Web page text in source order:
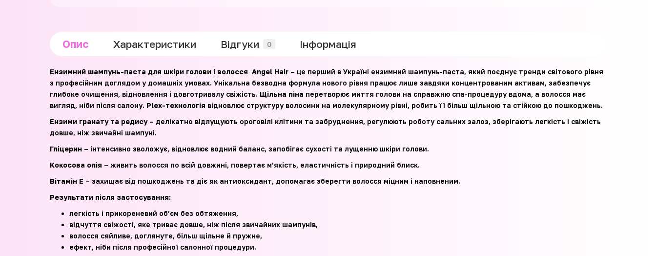
Опис Характеристики Відгуки 0 Iнформація
Ензимний шампунь-паста для шкіри голови і волосся Angel Hair – це перший в Україні ензимний шампунь-паста, який поєднує тренди світового рівня
з професійним доглядом у домашніх умовах. Унікальна безводна формула нового рівня працює лише завдяки концентрованим активам, забезпечує
глибоке очищення, відновлення і довготривалу свіжість. Щільна піна перетворює миття голови на справжню спа-процедуру вдома, а волосся має
вигляд, ніби після салону. Plex-технологія відновлює структуру волосини на молекулярному рівні, робить її більш щільною та стійкою до пошкоджень.
Ензими гранату та редису – делікатно відлущують ороговілі клітини та забруднення, регулюють роботу сальних залоз, зберігають легкість і свіжість
довше, ніж звичайні шампуні.
Гліцерин – інтенсивно зволожує, відновлює водний баланс, запобігає сухості та лущенню шкіри голови.
Кокосова олія – живить волосся по всій довжині, повертає м’якість, еластичність і природний блиск.
Вітамін Е – захищає від пошкоджень та діє як антиоксидант, допомагає зберегти волосся міцним і наповненим.
Результати після застосування:
легкість і прикореневий об’єм без обтяження,
відчуття свіжості, яке триває довше, ніж після звичайних шампунів,
волосся сяйливе, доглянуте, більш щільне й пружне,
ефект, ніби після професійної салонної процедури.